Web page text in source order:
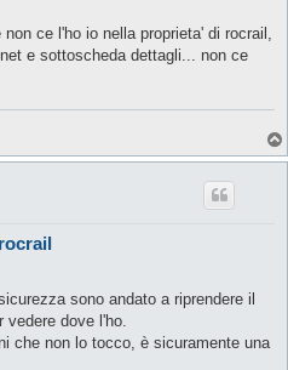
ce l'ho io nella proprieta' di rocrail,
e sottoscheda dettagli... non ce
sono andato a riprendere il
dove l'ho.
che non lo tocco, è sicuramente una